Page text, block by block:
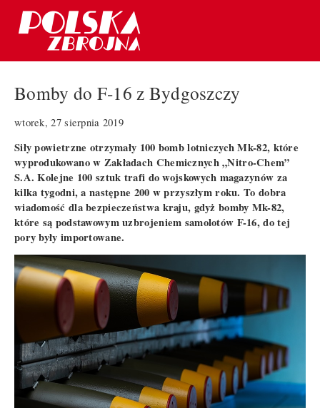
Bomby do F-16 z Bydgoszczy
wtorek, 27 sierpnia 2019
Siły powietrzne otrzymały 100 bomb lotniczych Mk-82, które
wyprodukowano w Zakładach Chemicznych „Nitro-Chem”
S.A. Kolejne 100 sztuk trafi do wojskowych magazynów za
kilka tygodni, a następne 200 w przyszłym roku. To dobra
wiadomość dla bezpieczeństwa kraju, gdyż bomby Mk-82,
które są podstawowym uzbrojeniem samolotów F-16, do tej
pory były importowane.